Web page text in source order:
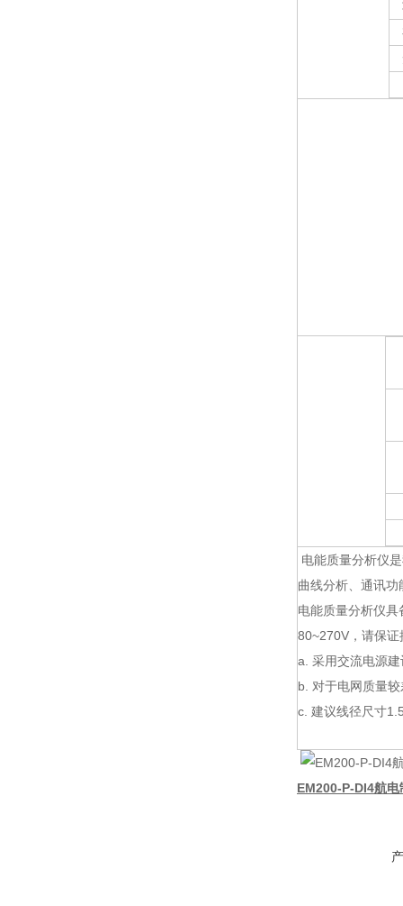
电能质量分析仪
曲线分析、通讯
电能质量分析仪
80~270V，请保
a. 采用交流电源
b. 对于电网质量
c. 建议线径尺寸
EM200-P-DI4航电